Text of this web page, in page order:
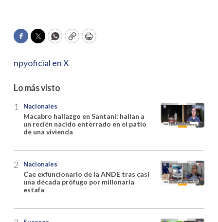
Facebook
TwitterWhatsApp
CopyPrint
npyoficial en X
Lo más visto
Nacionales
Macabro hallazgo en Santaní: hallan a
un recién nacido enterrado en el patio
de una vivienda
Nacionales
Cae exfuncionario de la ANDE tras casi
una década prófugo por millonaria
estafa